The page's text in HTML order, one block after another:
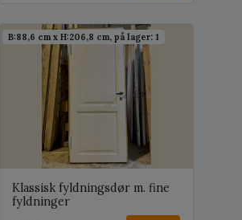
B:88,6 cm x H:206,8 cm, på lager: 1
Klassisk fyldningsdør m. fine
fyldninger